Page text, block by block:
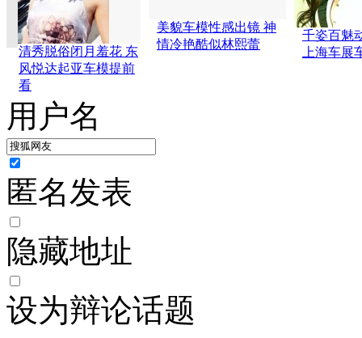
清秀脱俗闭月羞花 东
风悦达起亚车模提前
看
美貌车模性感出镜 神
情冷艳酷似林熙蕾
千姿百魅
上海车展
用户名
匿名发表
隐藏地址
设为辩论话题